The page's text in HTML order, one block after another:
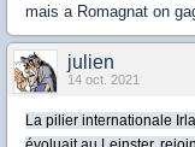
mais a Romagnat on
julien
14 oct. 2021
La pilier internationale